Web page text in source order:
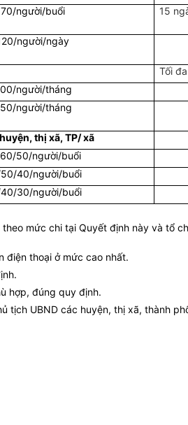
70/người/buổi 15
người/ngày
Tối
người/tháng
người/tháng
thị xã, TP/ xã
50/người/buổi
40/người/buổi
30/người/buổi
mức chi tại Quyết định này và tổ
điện thoại ở mức cao nhất.
hợp, đúng quy định.
tịch UBND các huyện, thị xã, thành